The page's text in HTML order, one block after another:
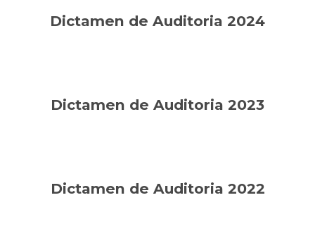
Dictamen de Auditoria 2024
Dictamen de Auditoria 2023
Dictamen de Auditoria 2022